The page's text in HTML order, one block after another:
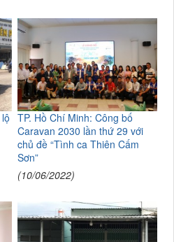
TP. Hồ Chí Minh: Công bố
Caravan 2030 lần thứ 29 với
chủ đề “Tình ca Thiên Cấm
Sơn”
(10/06/2022)